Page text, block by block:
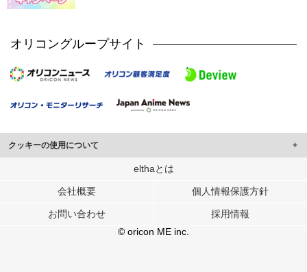
オリコングループサイト
クッキーの使用について
このサイトでは Cookie を使用して、ユーザーに合わせたコンテンツや広告の
行っています。
メディアや広告配信、データ解析の各パートナーに提供しています。
各パートナーは、この情報とユーザーが各パートナーに提供した他の情報や、
ユーザーが各パートナーのサービスを使用したときに収集した他の情報を組み
elthaとは
会社概要 個人情報保護方針
お問い合わせ
採用情報
© oricon ME inc.